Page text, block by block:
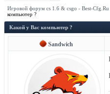
Игровой форум cs 1.6 & csgo - Best-Cfg.Ru
компьютер ?
Какой у Вас компьютер ?
Sandwich